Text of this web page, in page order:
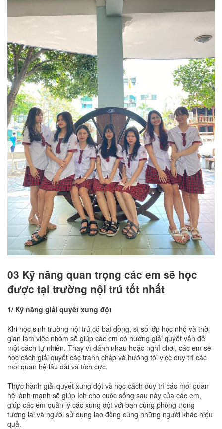
03 Kỹ năng quan trọng các em sẽ học
được tại trường nội trú tốt nhất
1/ Kỹ năng giải quyết xung đột
Khi học sinh trường nội trú có bất đồng, sĩ số lớp học nhỏ và thời
gian làm việc nhóm sẽ giúp các em có hướng giải quyết vấn đề
một cách tự nhiên. Thay vì đánh nhau hoặc nghỉ chơi, các em sẽ
học cách giải quyết các tranh chấp và hướng tới việc duy trì các
mối quan hệ lâu dài và tích cực.
Thực hành giải quyết xung đột và học cách duy trì các mối quan
hệ lành mạnh sẽ giúp ích cho cuộc sống sau này của các em,
giúp các em quản lý các xung đột với bạn cùng phòng trong
tương lai và người sử dụng lao động cùng những người khác hiệu
quả.